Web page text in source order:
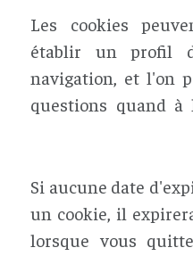
Les cookies
établir un profil
navigation, et l'on
questions quand
Si aucune date
un cookie, il
lorsque vous